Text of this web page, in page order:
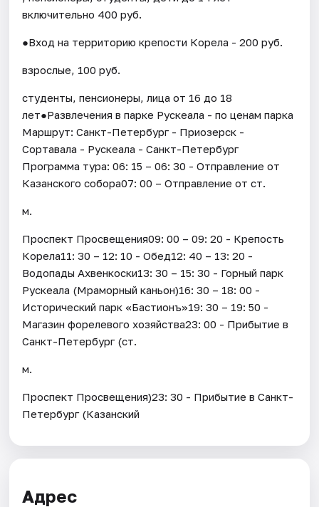
включительно 400 руб.
●Вход на территорию крепости Корела - 200 руб.
взрослые, 100 руб.
студенты, пенсионеры, лица от 16 до 18
лет●Развлечения в парке Рускеала - по ценам парка
Маршрут: Санкт-Петербург - Приозерск -
Сортавала - Рускеала - Санкт-Петербург
Программа тура: 06: 15 – 06: 30 - Отправление от
Казанского собора07: 00 – Отправление от ст.
м.
Проспект Просвещения09: 00 – 09: 20 - Крепость
Корела11: 30 – 12: 10 - Обед12: 40 – 13: 20 -
Водопады Ахвенкоски13: 30 – 15: 30 - Горный парк
Рускеала (Мраморный каньон)16: 30 – 18: 00 -
Исторический парк «Бастионъ»19: 30 – 19: 50 -
Магазин форелевого хозяйства23: 00 - Прибытие в
Санкт-Петербург (ст.
м.
Проспект Просвещения)23: 30 - Прибытие в Санкт-
Петербург (Казанский
Адрес